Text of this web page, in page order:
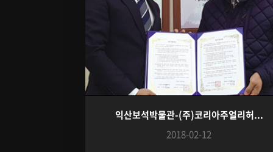
익산보석박물관-(주)코리아주얼리허...
2018-02-12